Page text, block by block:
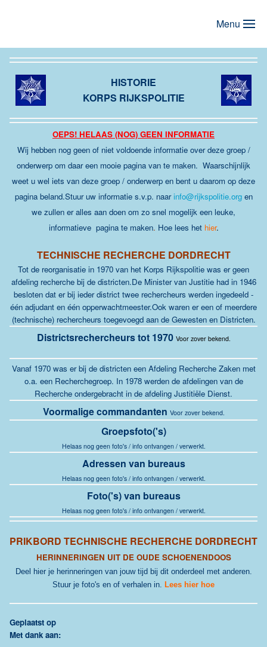
Menu
HISTORIE
KORPS RIJKSPOLITIE
OEPS! HELAAS (NOG) GEEN INFORMATIE
Wij hebben nog geen of niet voldoende informatie over deze groep /
onderwerp om daar een mooie pagina van te maken. Waarschijnlijk
weet u wel iets van deze groep / onderwerp en bent u daarom op deze
pagina beland.Stuur uw informatie s.v.p. naar info@rijkspolitie.org en
we zullen er alles aan doen om zo snel mogelijk een leuke,
informatieve pagina te maken. Hoe lees het hier.
TECHNISCHE RECHERCHE DORDRECHT
Tot de reorganisatie in 1970 van het Korps Rijkspolitie was er geen
afdeling recherche bij de districten.De Minister van Justitie had in 1946
besloten dat er bij ieder district twee rechercheurs werden ingedeeld -
één adjudant en één opperwachtmeester.Ook waren er een of meerdere
(technische) rechercheurs toegevoegd aan de Gewesten en Districten.
Districtsrechercheurs tot 1970 Voor zover bekend.
Vanaf 1970 was er bij de districten een Afdeling Recherche Zaken met
o.a. een Recherchegroep. In 1978 werden de afdelingen van de
Recherche ondergebracht in de afdeling Justitiële Dienst.
Voormalige commandanten Voor zover bekend.
Groepsfoto('s)
Helaas nog geen foto's / info ontvangen / verwerkt.
Adressen van bureaus
Helaas nog geen foto's / info ontvangen / verwerkt.
Foto('s) van bureaus
Helaas nog geen foto's / info ontvangen / verwerkt.
PRIKBORD TECHNISCHE RECHERCHE DORDRECHT
HERINNERINGEN UIT DE OUDE SCHOENENDOOS
Deel hier je herinneringen van jouw tijd bij dit onderdeel met anderen.
Stuur je foto's en of verhalen in. Lees hier hoe
Geplaatst op
Met dank aan: